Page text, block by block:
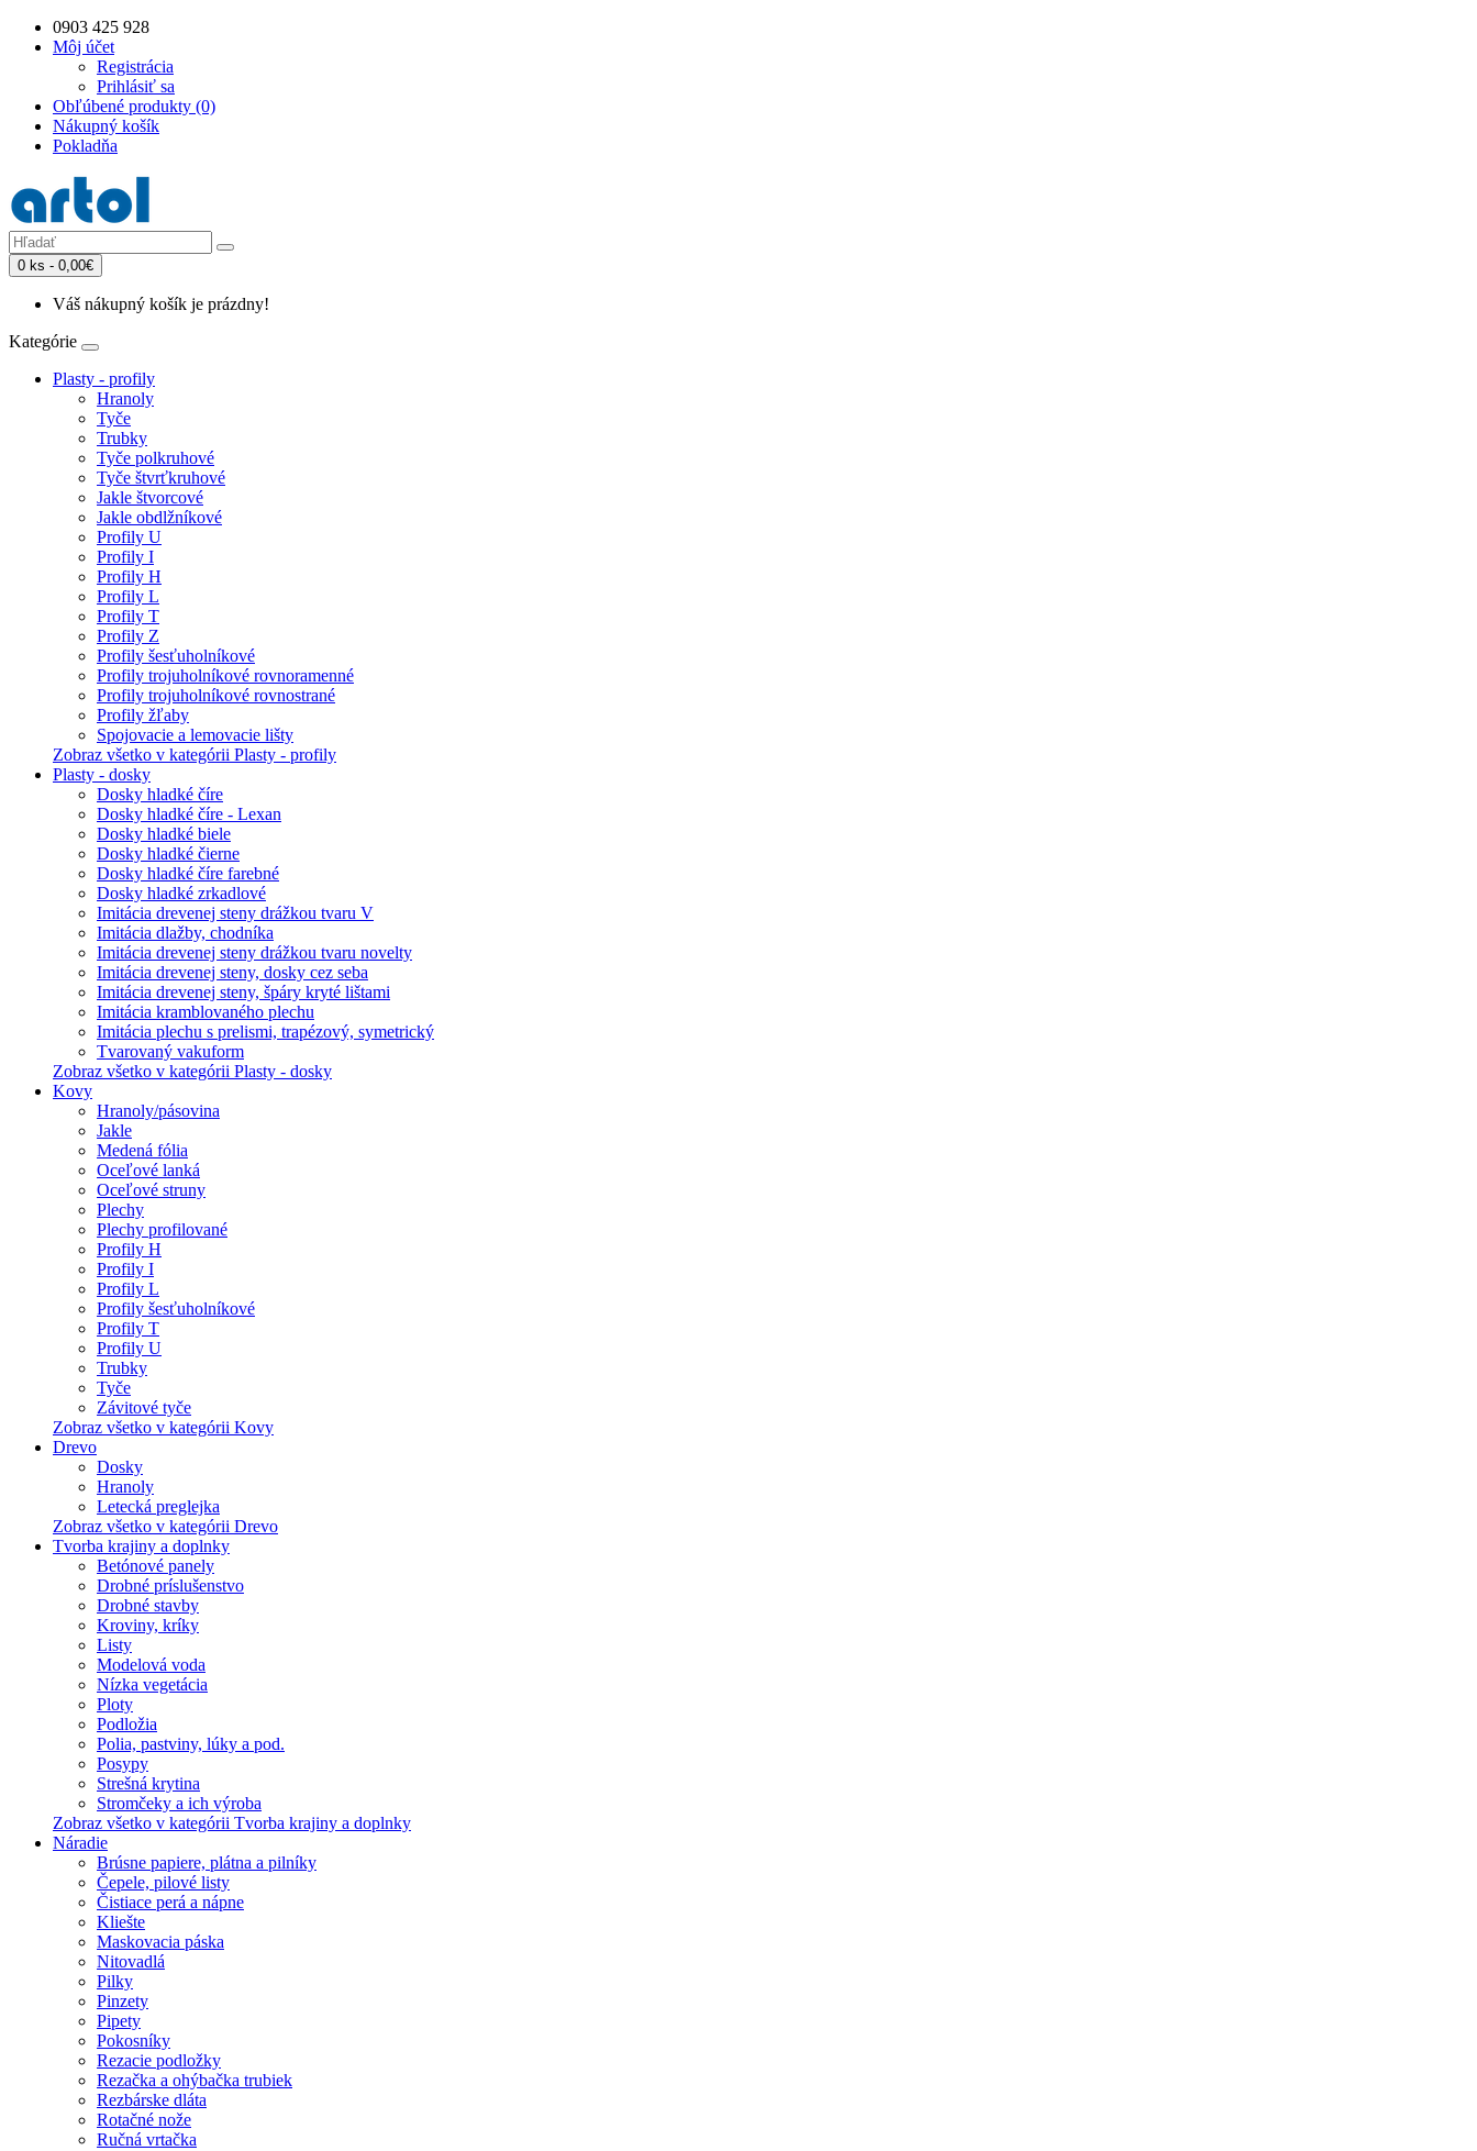
0903 425 928
Môj účet
Registrácia
Prihlásiť sa
Obľúbené produkty (0)
Nákupný košík
Pokladňa
0 ks - 0,00€
Váš nákupný košík je prázdny!
Kategórie
Plasty - profily
Hranoly
Tyče
Trubky
Tyče polkruhové
Tyče štvrťkruhové
Jakle štvorcové
Jakle obdlžníkové
Profily U
Profily I
Profily H
Profily L
Profily T
Profily Z
Profily šesťuholníkové
Profily trojuholníkové rovnoramenné
Profily trojuholníkové rovnostrané
Profily žľaby
Spojovacie a lemovacie lišty
Zobraz všetko v kategórii Plasty - profily
Plasty - dosky
Dosky hladké číre
Dosky hladké číre - Lexan
Dosky hladké biele
Dosky hladké čierne
Dosky hladké číre farebné
Dosky hladké zrkadlové
Imitácia drevenej steny drážkou tvaru V
Imitácia dlažby, chodníka
Imitácia drevenej steny drážkou tvaru novelty
Imitácia drevenej steny, dosky cez seba
Imitácia drevenej steny, špáry kryté lištami
Imitácia kramblovaného plechu
Imitácia plechu s prelismi, trapézový, symetrický
Tvarovaný vakuform
Zobraz všetko v kategórii Plasty - dosky
Kovy
Hranoly/pásovina
Jakle
Medená fólia
Oceľové lanká
Oceľové struny
Plechy
Plechy profilované
Profily H
Profily I
Profily L
Profily šesťuholníkové
Profily T
Profily U
Trubky
Tyče
Závitové tyče
Zobraz všetko v kategórii Kovy
Drevo
Dosky
Hranoly
Letecká preglejka
Zobraz všetko v kategórii Drevo
Tvorba krajiny a doplnky
Betónové panely
Drobné príslušenstvo
Drobné stavby
Kroviny, kríky
Listy
Modelová voda
Nízka vegetácia
Ploty
Podložia
Polia, pastviny, lúky a pod.
Posypy
Strešná krytina
Stromčeky a ich výroba
Zobraz všetko v kategórii Tvorba krajiny a doplnky
Náradie
Brúsne papiere, plátna a pilníky
Čepele, pilové listy
Čistiace perá a nápne
Kliešte
Maskovacia páska
Nitovadlá
Pilky
Pinzety
Pipety
Pokosníky
Rezacie podložky
Rezačka a ohýbačka trubiek
Rezbárske dláta
Rotačné nože
Ručná vrtačka